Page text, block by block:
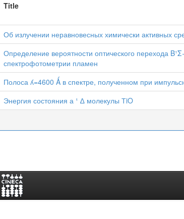
Title
Об излучении неравновесных химически активных
Определение вероятности оптического перехода
спектрофотометрии пламен
Полоса ʎ=4600 Ǻ в спектре, полученном при
Энергия состояния а ¹ ∆ молекулы ТiO